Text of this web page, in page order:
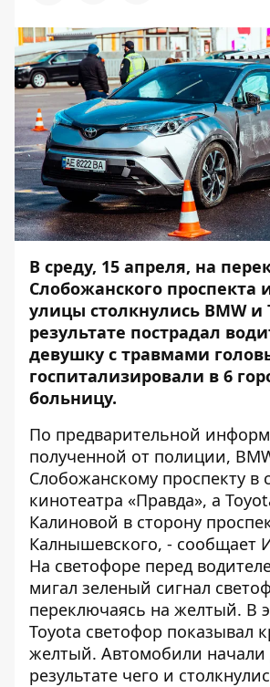
В среду, 15 апреля, на
Слобожанского проспекта
улицы столкнулись BMW и
результате пострадал
девушку с травмами
госпитализировали в 6
больницу.
По предварительной
полученной от полиции,
Слобожанскому проспекту в
кинотеатра «Правда», а
Калиновой в сторону
Калнышевского, - сообщает
На светофоре перед
мигал зеленый сигнал
переключаясь на желтый. В
Toyota светофор показывал
желтый. Автомобили
результате чего и